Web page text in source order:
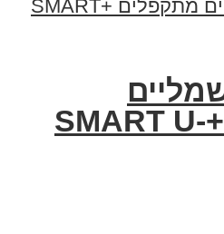
מתקפלים +SMART U-